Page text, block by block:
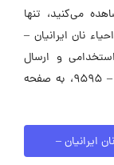
می‌کنید، تنها
نان ایرانیان –
استخدامی و ارسال
درخواست همکاری به شرکت احیاء نان ایرانیان – 9595، به صفحه
ایرانیان –